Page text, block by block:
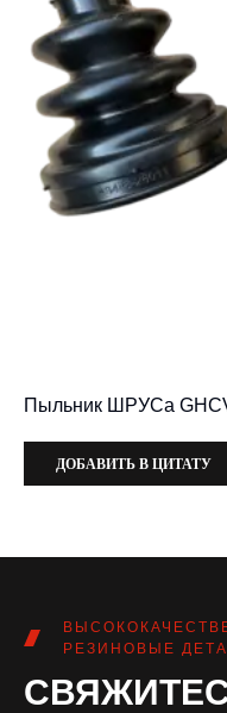
Пыльник ШРУСа
ДОБАВИТЬ В ЦИТАТУ
РЕЗИНОВЫЕ